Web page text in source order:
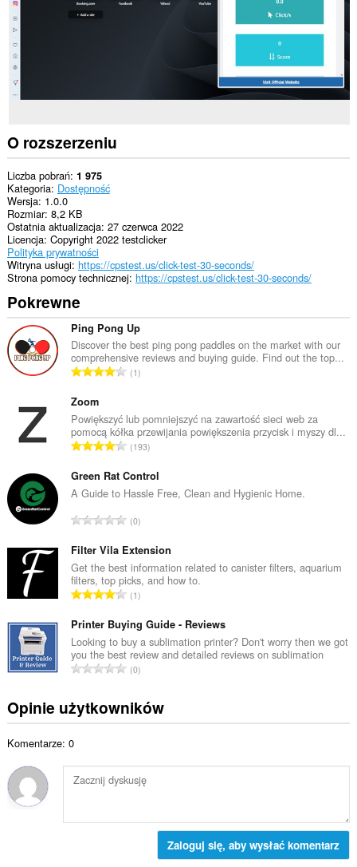
O rozszerzeniu
Liczba pobrań 1 975
Kategoria Dostępność
Wersja 1.0.0
Rozmiar 8,2 KB
Ostatnia aktualizacja 27 czerwca 2022
Licencja Copyright 2022 testclicker
Polityka prywatności
Witryna usługi https://cpstest.us/click-test-30-seconds/
Strona pomocy technicznej https://cpstest.us/click-test-30-seconds/
Pokrewne
Ping Pong Up
Discover the best ping pong paddles on the market with our
comprehensive reviews and buying guide. Find out the top...
C
k
o
w
t
a
l
c
z
b
a
c
e
n
:
1
Zoom
Powiększyć lub pomniejszyć na zawartość sieci web za
pomocą kółka przewijania powiększenia przycisk i myszy dl...
C
ł
k
w
t
a
l
c
z
b
a
c
e
193
Green Rat Control
A Guide to Hassle Free, Clean and Hygienic Home.
C
ł
k
o
w
t
a
l
z
b
c
:
0
Filter Vila Extension
Get the best information related to canister filters, aquarium
filters, top picks, and how to.
C
ł
k
o
w
t
a
c
z
1
Printer Buying Guide - Reviews
Looking to buy a sublimation printer? Don't worry then we got
you the best review and detailed reviews on sublimation
C
k
i
t
i
0
Opinie użytkowników
Komentarze: 0
Zaloguj się, aby wysłać komentarz